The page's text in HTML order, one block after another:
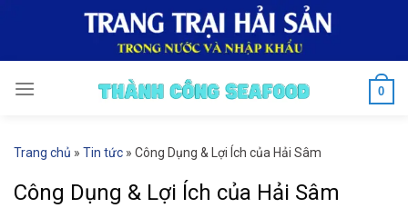
0
Trang chủ » Tin tức » Công Dụng & Lợi Ích của Hải Sâm
Công Dụng & Lợi Ích của Hải Sâm